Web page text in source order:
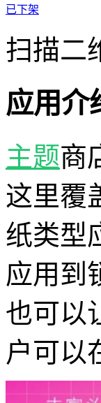
已下架
扫描二
应用介
主题商
这里覆
纸类型
应用到
也可以
户可以